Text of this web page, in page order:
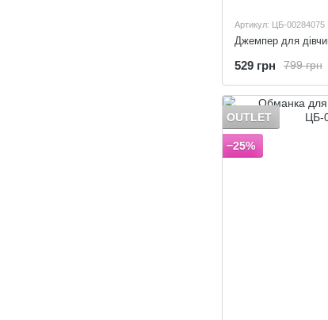
Артикул: ЦБ-00284075
Джемпер для
799 грн
529 грн
OUTLET
−25%